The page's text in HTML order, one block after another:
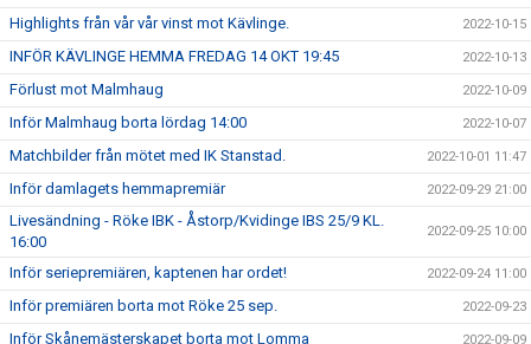
Highlights från vår vår vinst mot Kävlinge. 2022-10-15
INFÖR KÄVLINGE HEMMA FREDAG 14 OKT 19:45 2022-10-13
Förlust mot Malmhaug 2022-10-09
Inför Malmhaug borta lördag 14:00 2022-10-07
Matchbilder från mötet med IK Stanstad. 2022-10-01 11:47
Inför damlagets hemmapremiär 2022-09-29 21:00
Livesändning - Röke IBK - Åstorp/Kvidinge IBS 25/9 KL.
16:00
2022-09-25 10:00
Inför seriepremiären, kaptenen har ordet! 2022-09-24 11:00
Inför premiären borta mot Röke 25 sep. 2022-09-23
Inför Skånemästerskapet borta mot Lomma 2022-09-09